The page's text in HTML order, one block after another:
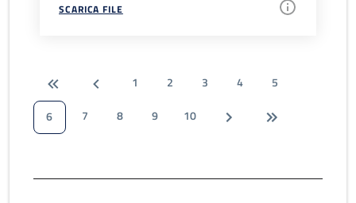
SCARICA FILE
1 2 3 4
5
6
7 8 9 10